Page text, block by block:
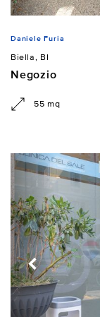
Daniele Furia
Biella, BI
Negozio
55 mq